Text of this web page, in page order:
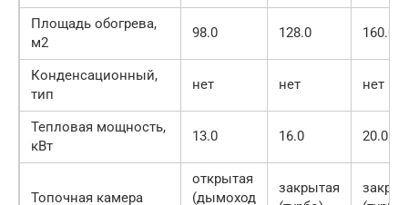
Площадь обогрева,
м2
98.0 128.0 160.0
Конденсационный,
тип
нет нет нет
Тепловая мощность,
кВт
13.0 16.0 20.0
Топочная камера
открытая
(дымоход
закрытая